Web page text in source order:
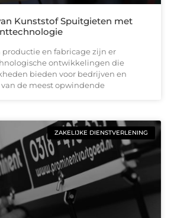
Kunststof Spuitgieten met
productie en fabricage zijn er
ontwikkelingen die
bieden voor bedrijven en
de meest opwindende
ZAKELIJKE DIENSTVERLENING